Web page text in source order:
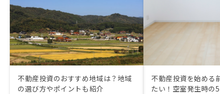
不動産投資のおすすめ地域は？地域
の選び方やポイントも紹介
不動産投資を始める
たい！空室発生時の